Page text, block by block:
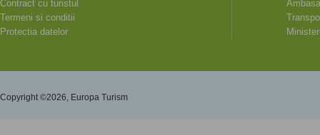
Contract cu turistul
Termeni si conditii
Protectia datelor
Copyright ©2026, Europa Turism